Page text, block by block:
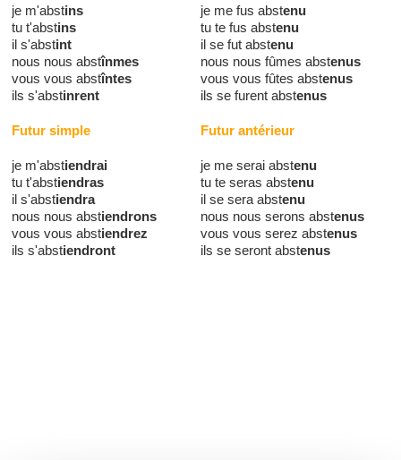
je m'abstins
tu t'abstins
il s'abstint
nous nous abstînmes
vous vous abstîntes
ils s'abstinrent
je me fus abstenu
tu te fus abstenu
il se fut abstenu
nous nous fûmes abstenus
vous vous fûtes abstenus
ils se furent abstenus
Futur simple
je m'abstiendrai
tu t'abstiendras
il s'abstiendra
nous nous abstiendrons
vous vous abstiendrez
ils s'abstiendront
Futur antérieur
je me serai abstenu
tu te seras abstenu
il se sera abstenu
nous nous serons abstenus
vous vous serez abstenus
ils se seront abstenus